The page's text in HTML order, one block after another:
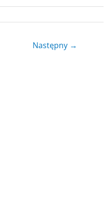
Następny →